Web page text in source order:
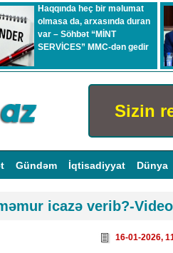
Haqqında heç bir məlumat
olmasa da, arxasında duran
var – Söhbət “MİNT
SERVİCES” MMC-dən gedir
Sizin
Gündəm İqtisadiyyat Dünya
icazə verib?-Video
16-01-2026,